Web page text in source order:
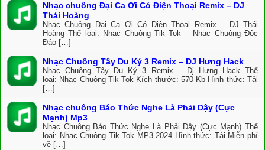
Nhạc chuông Đại Ca Ơi Có Điện Thoại Remix – DJ
Thái Hoàng
Nhạc Chuông Đại Ca Ơi Có Điện Thoại Remix – DJ Thái
Hoàng Thể loại: Nhạc Chuông Tik Tok – Nhạc Chuông Độc
Đáo […]
Nhạc Chuông Tây Du Ký 3 Remix – DJ Hưng Hack
Nhạc Chuông Tây Du Ký 3 Remix – Dj Hưng Hack Thể
loại: Nhạc Chuông Tik Tok Kích thước: 570 Kb Hình thức: Tải
[…]
Nhạc chuông Báo Thức Nghe Là Phải Dậy (Cực
Mạnh) Mp3
Nhạc Chuông Báo Thức Nghe Là Phải Dậy (Cực Mạnh) Thể
loại: Nhạc Chuông Tik Tok MP3 2024 Hình thức: Tải Miễn phí
về […]